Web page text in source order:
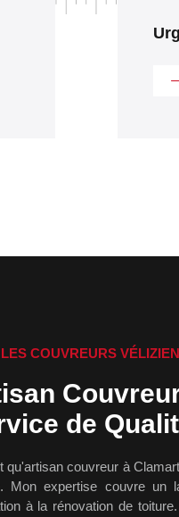
LES COUVREURS
de
qu'artisan couvreur à
Mon expertise couvre un
à la rénovation de